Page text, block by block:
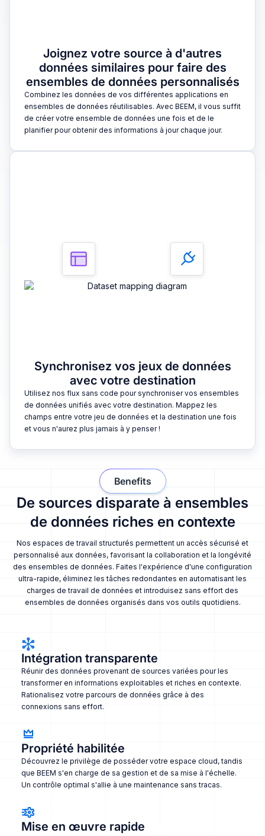
Joignez votre source à d'autres
données similaires pour faire des
ensembles de données personnalisés
Combinez les données de vos différentes applications en
ensembles de données réutilisables. Avec BEEM, il vous suffit
de créer votre ensemble de données une fois et de le
planifier pour obtenir des informations à jour chaque jour.
Synchronisez vos jeux de données
avec votre destination
Utilisez nos flux sans code pour synchroniser vos ensembles
de données unifiés avec votre destination. Mappez les
champs entre votre jeu de données et la destination une fois
et vous n'aurez plus jamais à y penser !
De sources disparate à ensembles
de données riches en contexte
Nos espaces de travail structurés permettent un accès sécurisé et
personnalisé aux données, favorisant la collaboration et la longévité
des ensembles de données. Faites l'expérience d'une configuration
ultra-rapide, éliminez les tâches redondantes en automatisant les
charges de travail de données et introduisez sans effort des
ensembles de données organisés dans vos outils quotidiens.
Benefits
Intégration transparente
Réunir des données provenant de sources variées pour les
transformer en informations exploitables et riches en contexte.
Rationalisez votre parcours de données grâce à des
connexions sans effort.
Propriété habilitée
Découvrez le privilège de posséder votre espace cloud, tandis
que BEEM s'en charge de sa gestion et de sa mise à l'échelle.
Un contrôle optimal s'allie à une maintenance sans tracas.
Mise en œuvre rapide